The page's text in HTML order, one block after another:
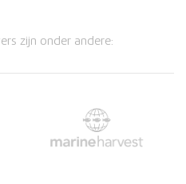
zijn onder andere: